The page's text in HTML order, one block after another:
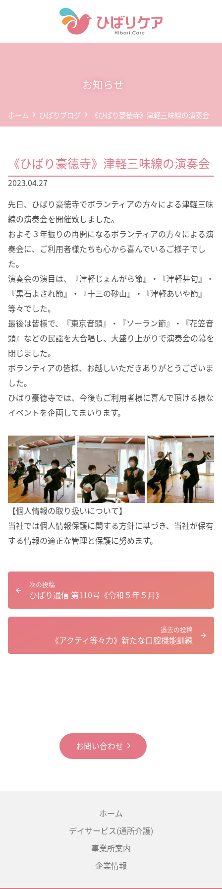
デイサービス(通所介護)
企業情報
個人情報保護方針
お知らせ
ホーム ひばりブログ 《ひばり豪徳寺》津軽三味線の演奏会
《ひばり豪徳寺》津軽三味線の演奏会
2023.04.27
先日、ひばり豪徳寺でボランティアの方々による津軽三味
線の演奏会を開催致しました。
およそ３年振りの再開になるボランティアの方々による演
奏会に、ご利用者様たちも心から喜んでいるご様子でし
た。
演奏会の演目は、『津軽じょんがら節』・『津軽甚句』・
『黒石よされ節』・『十三の砂山』・『津軽あいや節』
等々でした。
最後は皆様で、『東京音頭』・『ソーラン節』・『花笠音
頭』などの民謡を大合唱し、大盛り上がりで演奏会の幕を
閉じました。
ボランティアの皆様、お越しいただきありがとうございま
した。
ひばり豪徳寺では、今後もご利用者様に喜んで頂ける様な
イベントを企画してまいります。
【個人情報の取り扱いについて】
当社では個人情報保護に関する方針に基づき、当社が保有
する情報の適正な管理と保護に努めます。
過去の投稿
《アクティ等々力》新たな口腔機能訓練
次の投稿
ひばり通信 第110号《令和５年５月》
お問い合わせ
ホーム
デイサービス(通所介護)
事業所案内
企業情報